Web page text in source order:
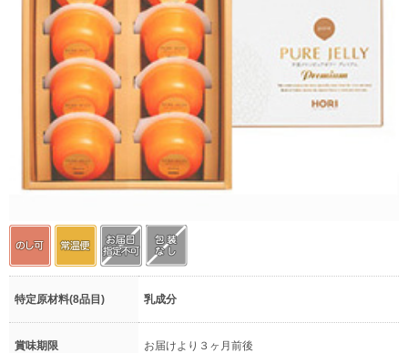
特定原材料(8品目) 乳成分
賞味期限 お届けより３ヶ月前後